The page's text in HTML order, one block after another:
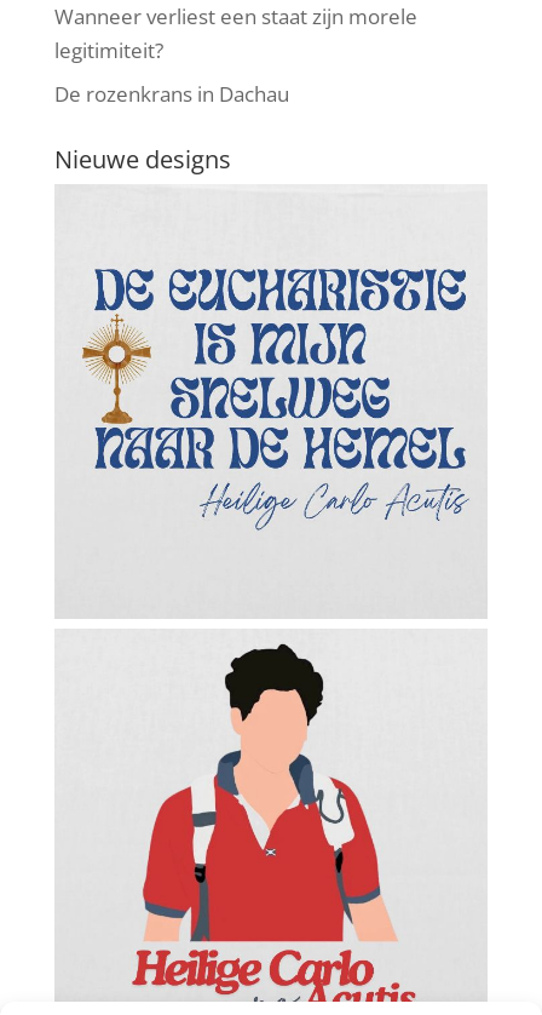
Wanneer verliest een staat zijn morele
legitimiteit?
De rozenkrans in Dachau
Nieuwe designs